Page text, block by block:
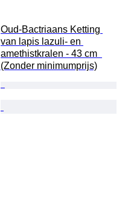
Oud-Bactriaans Ketting
van lapis lazuli- en
amethistkralen - 43 cm
(Zonder minimumprijs)